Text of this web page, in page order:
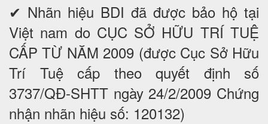
✔ Nhãn hiệu BDI đã được bảo hộ tại
Việt nam do CỤC SỞ HỮU TRÍ TUỆ
CẤP TỪ NĂM 2009 (được Cục Sở Hữu
Trí Tuệ cấp theo quyết định số
3737/QĐ-SHTT ngày 24/2/2009 Chứng
nhận nhãn hiệu số: 120132)